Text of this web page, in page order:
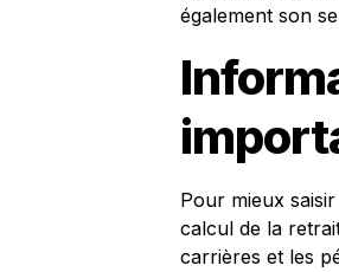
également son
Pour mieux
calcul de la
carrières et les